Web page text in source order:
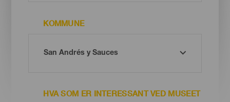
KOMMUNE
HVA SOM ER INTERESSANT VED MUSEET